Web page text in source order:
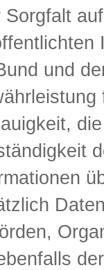
Sorgfalt
und